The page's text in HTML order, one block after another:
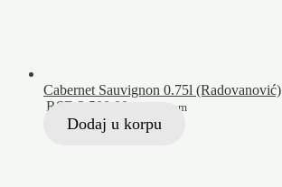
Cabernet Sauvignon 0.75l (Radovanović)
RSD 2.500,00 Sa PDV-om
Dodaj u korpu